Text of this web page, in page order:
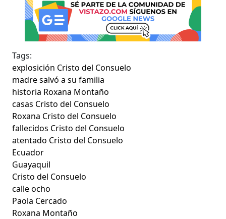
Tags:
explosición Cristo del Consuelo
madre salvó a su familia
historia Roxana Montaño
casas Cristo del Consuelo
Roxana Cristo del Consuelo
fallecidos Cristo del Consuelo
atentado Cristo del Consuelo
Ecuador
Guayaquil
Cristo del Consuelo
calle ocho
Paola Cercado
Roxana Montaño